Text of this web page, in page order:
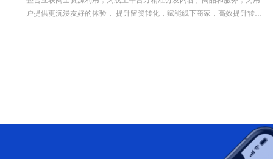
户提供更沉浸友好的体验， 提升留资转化，赋能线下商家，高效提升转